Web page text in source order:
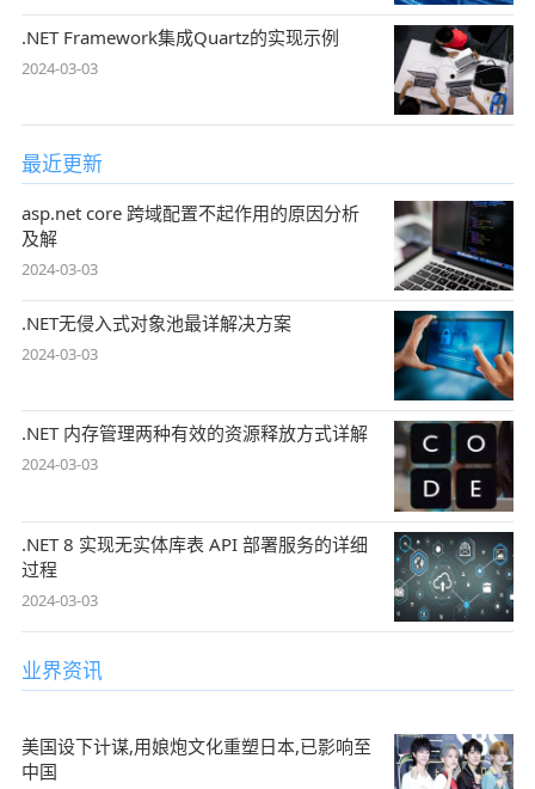
.NET Framework集成Quartz的实现示例
2024-03-03
最近更新
asp.net core 跨域配置不起作用的原因分析
及解
2024-03-03
.NET无侵入式对象池最详解决方案
2024-03-03
.NET 内存管理两种有效的资源释放方式详解
2024-03-03
.NET 8 实现无实体库表 API 部署服务的详细
过程
2024-03-03
业界资讯
美国设下计谋,用娘炮文化重塑日本,已影响至
中国